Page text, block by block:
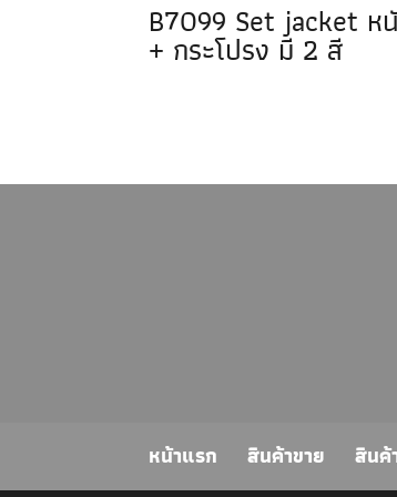
B7099 Set jacket ห
+ กระโปรง มี 2 สี
หน้าแรก สินค้าขาย สินค้